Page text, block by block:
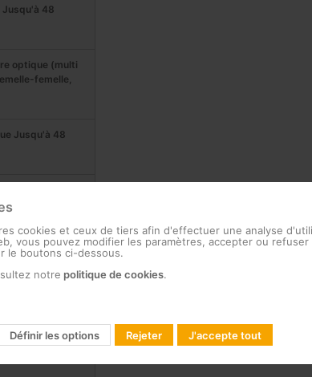
48
optique (multi
femelle,
Jusqu'à 48
optique Jusqu'à
Jusqu'à 24
optique (multi
femelle, ABS
sur rail DIN
cookies et ceux de tiers afin d'effectuer une analyse
vous pouvez modifier les paramètres, accepter ou refuser
le boutons ci-dessous.
notre politique de cookies.
Définir les options Rejeter J'accepte tout